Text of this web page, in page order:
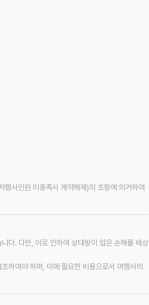
사인원 미충족시 계약해제)의 조항에 의거하여
다. 다만, 이로 인하여 상대방이 입은 손해를 배상
하여야 하며, 이에 필요한 비용으로서 여행사의